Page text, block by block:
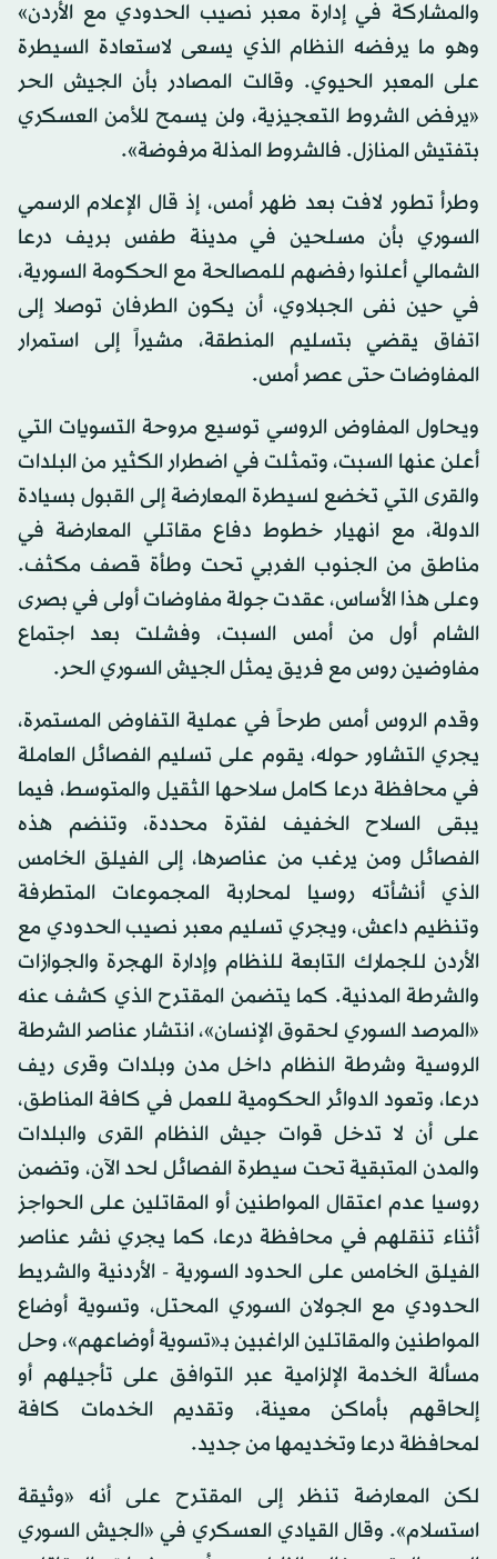
والمشاركة في إدارة معبر نصيب الحدودي مع الأردن»
وهو ما يرفضه النظام الذي يسعى لاستعادة السيطرة
على المعبر الحيوي. وقالت المصادر بأن الجيش الحر
«يرفض الشروط التعجيزية، ولن يسمح للأمن العسكري
بتفتيش المنازل. فالشروط المذلة مرفوضة».
وطرأ تطور لافت بعد ظهر أمس، إذ قال الإعلام الرسمي
السوري بأن مسلحين في مدينة طفس بريف درعا
الشمالي أعلنوا رفضهم للمصالحة مع الحكومة السورية،
في حين نفى الجبلاوي، أن يكون الطرفان توصلا إلى
اتفاق يقضي بتسليم المنطقة، مشيراً إلى استمرار
المفاوضات حتى عصر أمس.
ويحاول المفاوض الروسي توسيع مروحة التسويات التي
أعلن عنها السبت، وتمثلت في اضطرار الكثير من البلدات
والقرى التي تخضع لسيطرة المعارضة إلى القبول بسيادة
الدولة، مع انهيار خطوط دفاع مقاتلي المعارضة في
مناطق من الجنوب الغربي تحت وطأة قصف مكثف.
وعلى هذا الأساس، عقدت جولة مفاوضات أولى في بصرى
الشام أول من أمس السبت، وفشلت بعد اجتماع
مفاوضين روس مع فريق يمثل الجيش السوري الحر.
وقدم الروس أمس طرحاً في عملية التفاوض المستمرة،
يجري التشاور حوله، يقوم على تسليم الفصائل العاملة
في محافظة درعا كامل سلاحها الثقيل والمتوسط، فيما
يبقى السلاح الخفيف لفترة محددة، وتنضم هذه
الفصائل ومن يرغب من عناصرها، إلى الفيلق الخامس
الذي أنشأته روسيا لمحاربة المجموعات المتطرفة
وتنظيم داعش، ويجري تسليم معبر نصيب الحدودي مع
الأردن للجمارك التابعة للنظام وإدارة الهجرة والجوازات
والشرطة المدنية. كما يتضمن المقترح الذي كشف عنه
«المرصد السوري لحقوق الإنسان»، انتشار عناصر الشرطة
الروسية وشرطة النظام داخل مدن وبلدات وقرى ريف
درعا، وتعود الدوائر الحكومية للعمل في كافة المناطق،
على أن لا تدخل قوات جيش النظام القرى والبلدات
والمدن المتبقية تحت سيطرة الفصائل لحد الآن، وتضمن
روسيا عدم اعتقال المواطنين أو المقاتلين على الحواجز
أثناء تنقلهم في محافظة درعا، كما يجري نشر عناصر
الفيلق الخامس على الحدود السورية - الأردنية والشريط
الحدودي مع الجولان السوري المحتل، وتسوية أوضاع
المواطنين والمقاتلين الراغبين بـ«تسوية أوضاعهم»، وحل
مسألة الخدمة الإلزامية عبر التوافق على تأجيلهم أو
إلحاقهم بأماكن معينة، وتقديم الخدمات كافة
لمحافظة درعا وتخديمها من جديد.
لكن المعارضة تنظر إلى المقترح على أنه «وثيقة
استسلام». وقال القيادي العسكري في «الجيش السوري